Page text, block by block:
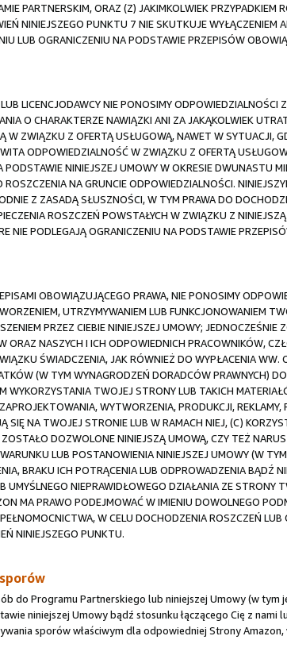
PARTNERSKIM, ORAZ (Z) JAKIMKOLWIEK
NINIEJSZEGO PUNKTU 7 NIE SKUTKUJE WYŁĄCZENIEM
LUB OGRANICZENIU NA PODSTAWIE PRZEPISÓW
LICENCJODAWCY NIE PONOSIMY ODPOWIEDZIALNOŚCI
O CHARAKTERZE NAWIĄZKI ANI ZA JAKĄKOLWIEK
W ZWIĄZKU Z OFERTĄ USŁUGOWĄ, NAWET W SYTUACJI,
ODPOWIEDZIALNOŚĆ W ZWIĄZKU Z OFERTĄ
NINIEJSZEJ UMOWY W OKRESIE DWUNASTU
NA GRUNCIE ODPOWIEDZIALNOŚCI.
Z ZASADĄ SŁUSZNOŚCI, W TYM PRAWA DO
ROSZCZEŃ POWSTAŁYCH W ZWIĄZKU Z
NIE PODLEGAJĄ OGRANICZENIU NA PODSTAWIE
OBOWIĄZUJĄCEGO PRAWA, NIE PONOSIMY
UTRZYMYWANIEM LUB FUNKCJONOWANIEM
PRZEZ CIEBIE NINIEJSZEJ UMOWY;
ORAZ NASZYCH I ICH ODPOWIEDNICH PRACOWNIKÓW,
ŚWIADCZENIA, JAK RÓWNIEŻ DO WYPŁACENIA
(W TYM WYNAGRODZEŃ DORADCÓW PRAWNYCH)
WYKORZYSTANIA TWOJEJ STRONY LUB TAKICH
WYTWORZENIA, PRODUKCJI,
SIĘ NA TWOJEJ STRONIE LUB W RAMACH NIEJ, (C)
DOZWOLONE NINIEJSZĄ UMOWĄ, CZY TEŻ
LUB POSTANOWIENIA NINIEJSZEJ UMOWY (W
BRAKU ICH POTRĄCENIA LUB ODPROWADZENIA BĄDŹ
UMYŚLNEGO NIEPRAWIDŁOWEGO DZIAŁANIA ZE
MA PRAWO PODEJMOWAĆ W IMIENIU DOWOLNEGO
W CELU DOCHODZENIA ROSZCZEŃ
NINIEJSZEGO PUNKTU.
do Programu Partnerskiego lub niniejszej Umowy (w
niniejszej Umowy bądź stosunku łączącego Cię z
sporów właściwym dla odpowiedniej Strony Amazon,